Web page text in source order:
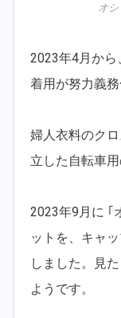
オ
2023年4月か
着用が努力義務
婦人衣料のク
立した自転車
2023年9月に ｢
ットを、キャ
しました。見
ようです。